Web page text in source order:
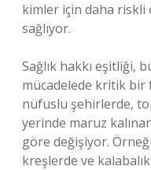
kimler için daha riskli
sağlıyor.
Sağlık hakkı eşitliği,
mücadelede kritik
nüfuslu şehirlerde,
yerinde maruz
göre değişiyor.
kreşlerde ve